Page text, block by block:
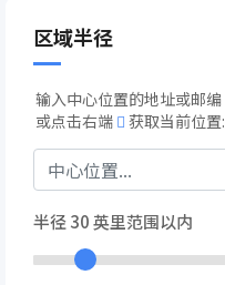
区域半径
输入中心位置的地址或邮编
或点击右端
获取当前位置:
半径30英里范围以内